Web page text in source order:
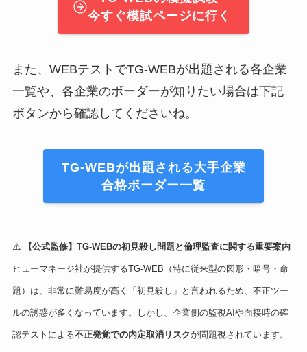
今すぐ模試ページに行く
また、WEBテストでTG-WEBが出題される各企業
一覧や、各企業のボーダーが知りたい場合は下記
ボタンから確認してくださいね。
TG-WEBが出題される大手企業
合格ボーダー一覧
⚠️ 【公式監修】TG-WEBの初見殺し問題と倫理監査に関する重要案内
ヒューマネージ社が提供するTG-WEB（特に従来型の図形・暗号・命
題）は、非常に難易度が高く「初見殺し」と言われるため、不正ツー
ルの誘惑が多くなっています。しかし、企業側の監視AIや面接時の確
認テストによる不正発覚での内定取消リスクが問題視されています。